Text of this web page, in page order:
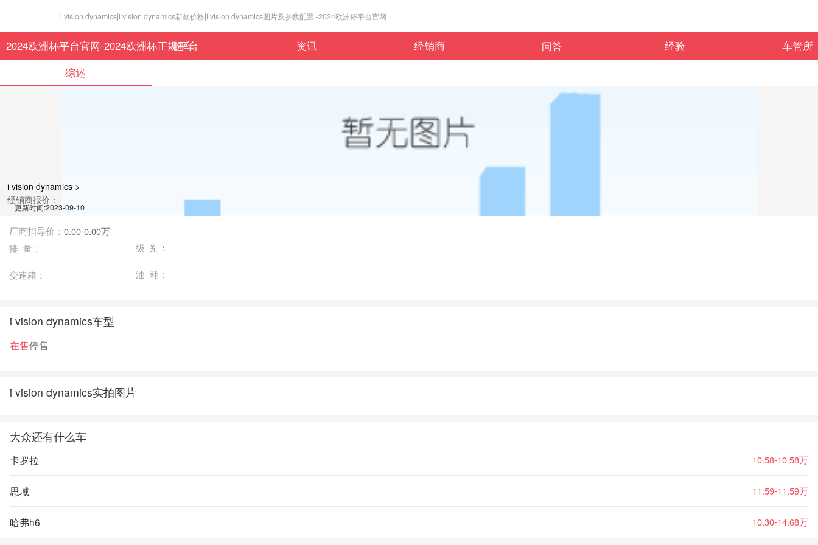
i vision dynamics|i vision dynamics新款价格|i vision dynamics图片及参数配置|-2024欧洲杯平台官网
2024欧洲杯平台官网-2024欧洲杯正规平台
选车 资讯 经销商 问答 经验
车管所
综述
i vision dynamics >
经销商报价：
更新时间:2023-09-10
厂商指导价： 0.00-0.00万
排 量：
级 别：
变速箱： 油 耗：
i vision dynamics车型
在售停售
i vision dynamics实拍图片
大众还有什么车
卡罗拉 10.58-10.58万
思域 11.59-11.59万
哈弗h6 10.30-14.68万